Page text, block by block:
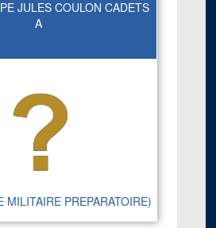
JULES COULON CADETS
A
MILITAIRE PREPARATOIRE)